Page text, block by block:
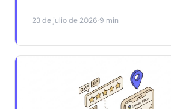
datos reales (no las suposiciones)
23 de julio de 2026·9 min